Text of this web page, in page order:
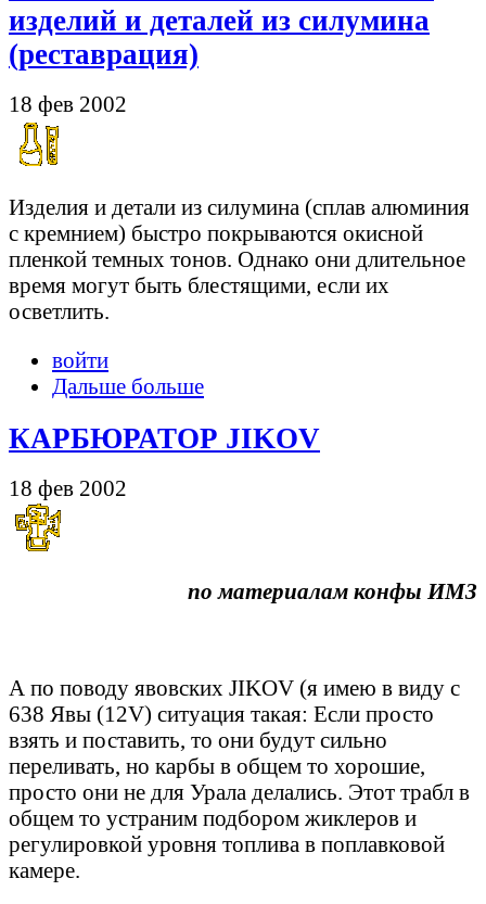
изделий и деталей из силумина
(реставрация)
18 фев 2002
Изделия и детали из силумина (сплав алюминия
с кремнием) быстро покрываются окисной
пленкой темных тонов. Однако они длительное
время могут быть блестящими, если их
осветлить.
войти
Дальше больше
КАРБЮРАТОР JIKOV
18 фев 2002
по материалам конфы ИМЗ
А по поводу явовских JIKOV (я имею в виду с
638 Явы (12V) ситуация такая: Если просто
взять и поставить, то они будут сильно
переливать, но карбы в общем то хорошие,
просто они не для Урала делались. Этот трабл в
общем то устраним подбором жиклеров и
регулировкой уровня топлива в поплавковой
камере.